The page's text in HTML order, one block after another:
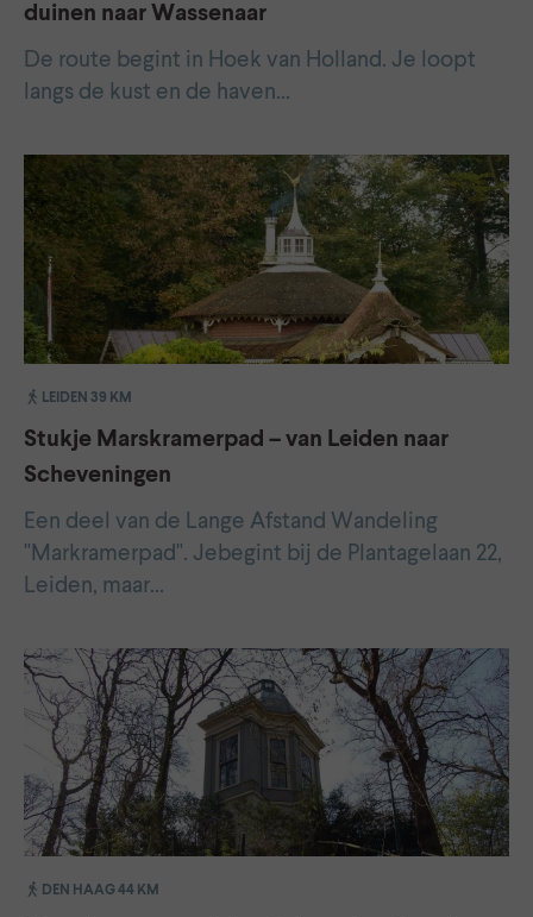
duinen naar Wassenaar
De route begint in Hoek van Holland. Je loopt
langs de kust en de haven…
LEIDEN 39 KM
Stukje Marskramerpad – van Leiden naar
Scheveningen
Een deel van de Lange Afstand Wandeling
"Markramerpad". Jebegint bij de Plantagelaan 22,
Leiden, maar…
DEN HAAG 44 KM